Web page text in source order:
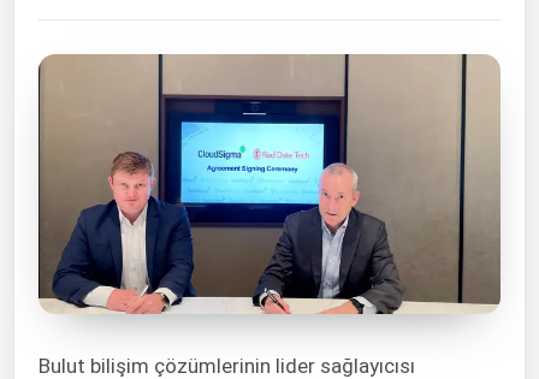
Bulut bilişim çözümlerinin lider sağlayıcısı